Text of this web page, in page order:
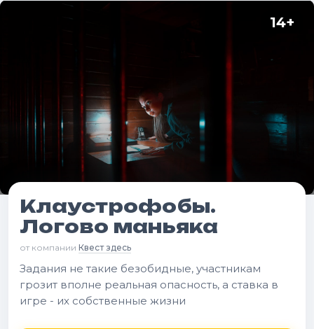
14+
Клаустрофобы.
Логово маньяка
от компании Квест здесь
Задания не такие безобидные, участникам
грозит вполне реальная опасность, а ставка в
игре - их собственные жизни